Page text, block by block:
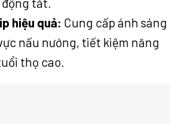
hiệu quả: Cung cấp ánh sáng
nấu nướng, tiết kiệm năng
thọ cao.